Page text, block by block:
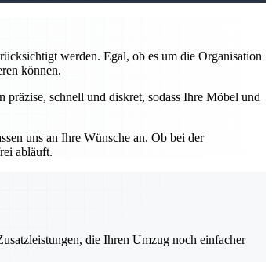
werden. Egal, ob es um die Organisation
können.
schnell und diskret, sodass Ihre Möbel und
uns an Ihre Wünsche an. Ob bei der
abläuft.
die Ihren Umzug noch einfacher